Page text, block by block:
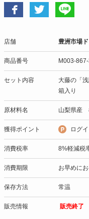
店舗 豊洲市場
商品番号 M003-
セット内容
大藤の「
箱入り
原材料名 山梨県産
獲得ポイント ログ
消費税率 8%軽減税
消費期限 お早めに
保存方法 常温
販売情報 販売終了